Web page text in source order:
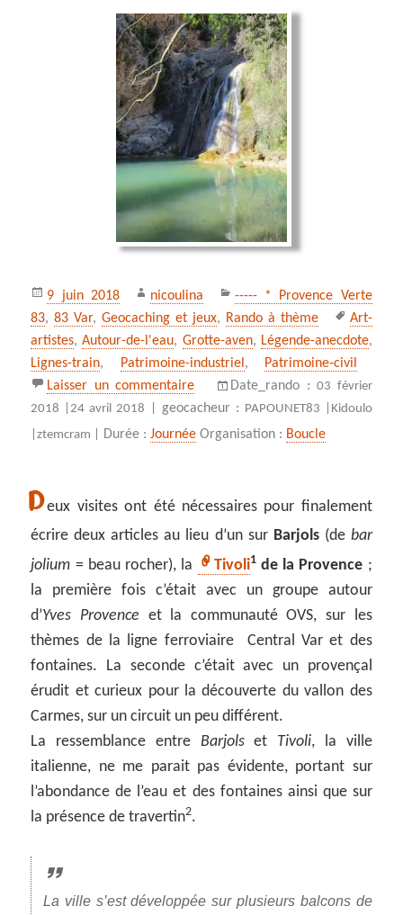
Publié
le
9 juin 2018 Auteur
nicoulina Catégories
----- * Provence Verte
83,83 Var,Geocaching et jeux, Rando à thème
Mots-
clés
Art-
artistes,Autour-de-l'eau, Grotte-aven, Légende-anecdote,
Lignes-train, Patrimoine-industriel ,
Patrimoine‑civil
Laisser un commentaire sur ** De Barjols sur le thème de
Date_rando :03 février
2018 |24 avril 2018 | geocacheur : PAPOUNET83 | Kidoulo
|ztemcram | Durée :Journée Organisation : Boucle
Deux visites ont été nécessaires pour finalement
écrire deux articles au lieu d’un sur Barjols(de bar
jolium = beau rocher), la Tivoli1de la Provence ;
la première fois c’était avec un groupe autour
d’Yves Provence et la communauté OVS, sur les
thèmes de la ligne ferroviaire Central Var et des
fontaines. La seconde c’était avec un provençal
érudit et curieux pour la découverte du vallon des
Carmes, sur un circuit un peu différent.
La ressemblance entre Barjolset Tivoli, la ville
italienne, ne me parait pas évidente, portant sur
l’abondance de l’eau et des fontaines ainsi que sur
la présence de travertin2.
La ville s’est développée sur plusieurs balcons de